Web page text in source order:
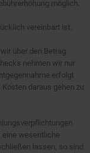
möglich.
vereinbart ist.
über den Betrag
nehmen wir nur
erfolgt
daraus gehen zu
eine wesentliche
lassen, so sind